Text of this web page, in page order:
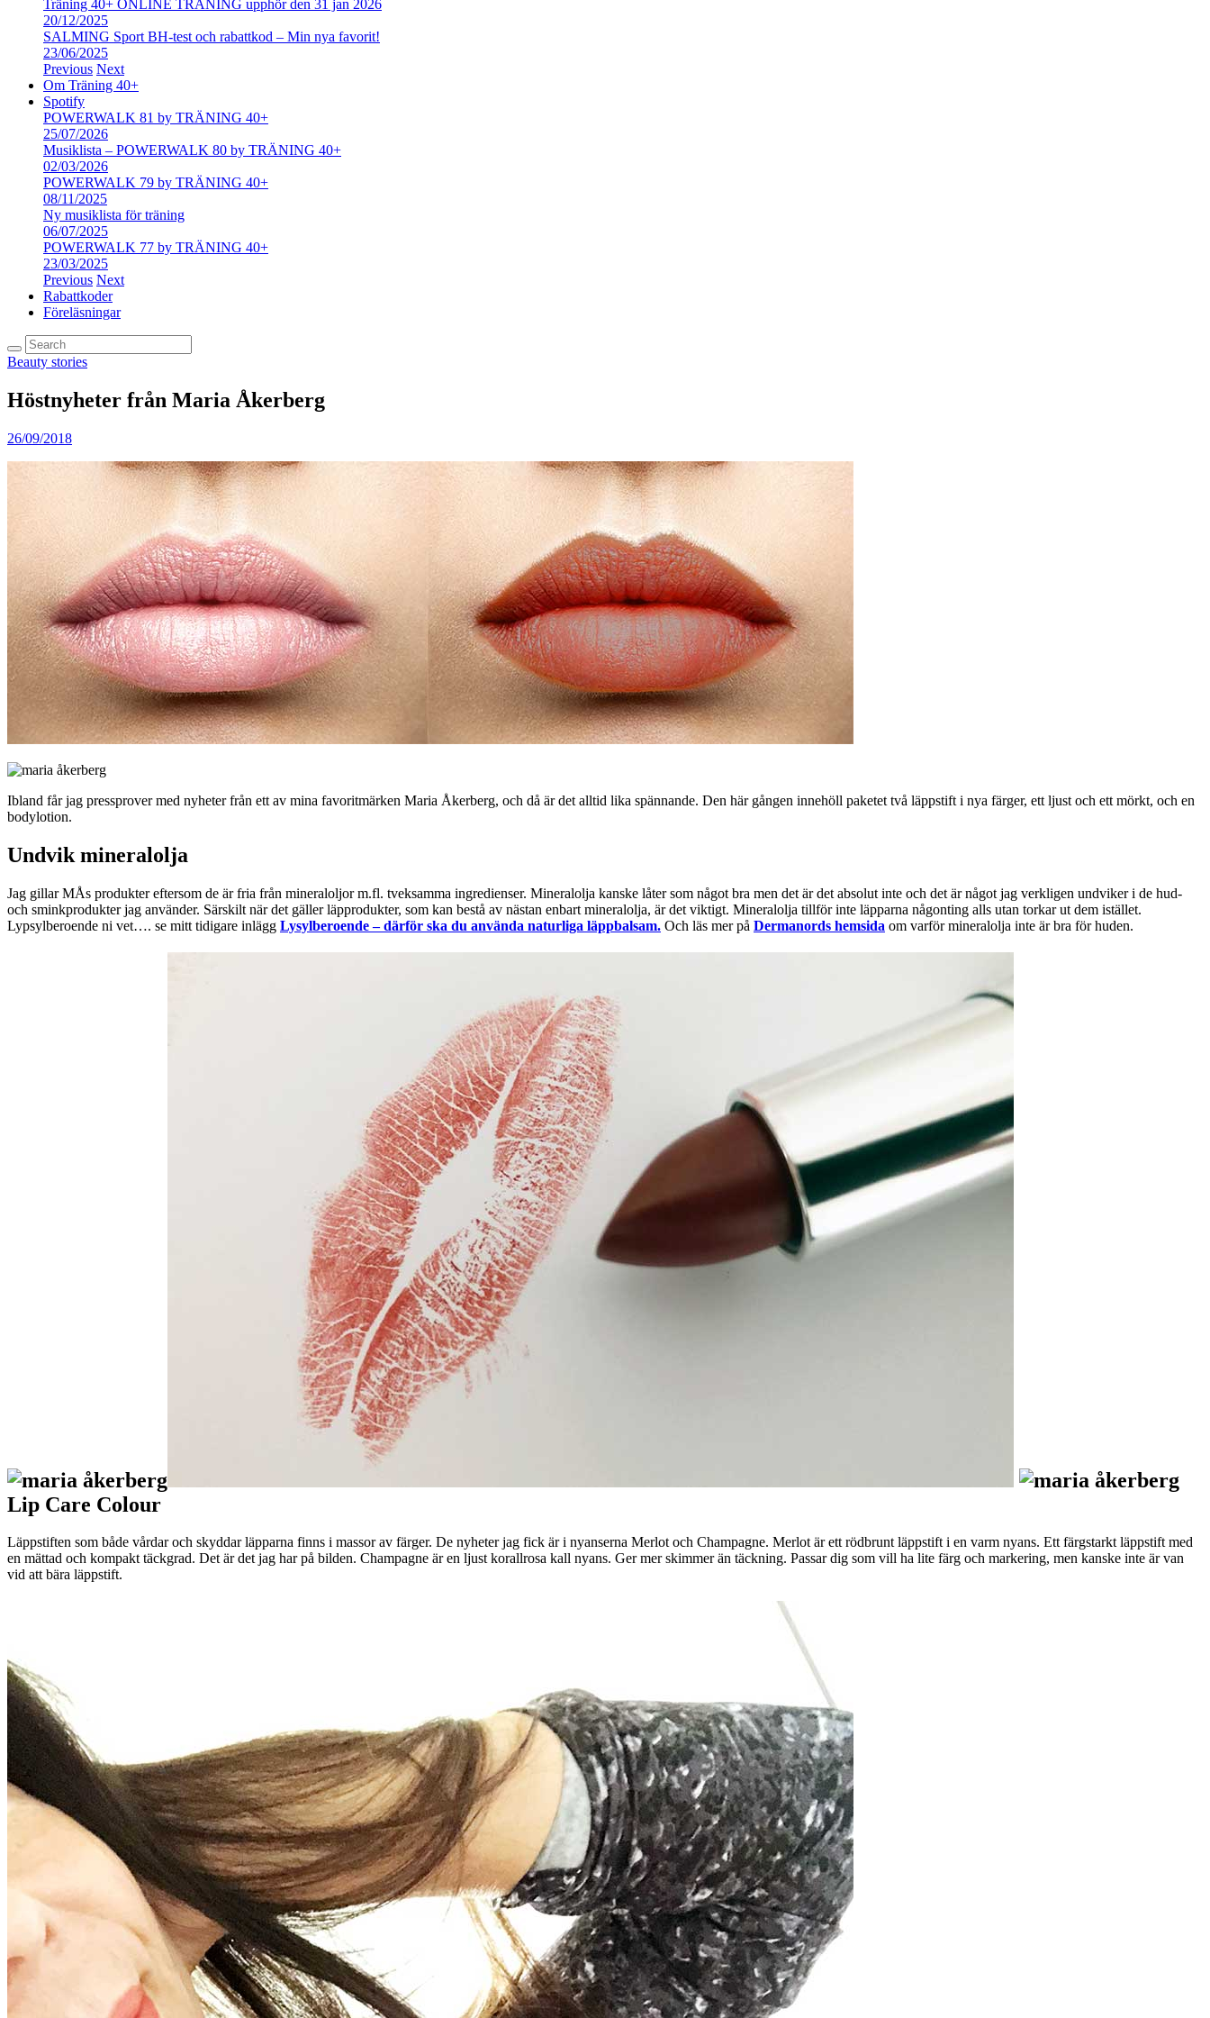
Träning 40+ ONLINE TRÄNING upphör den 31 jan 2026
20/12/2025
SALMING Sport BH-test och rabattkod – Min nya favorit!
23/06/2025
Previous Next
Om Träning 40+
Spotify
POWERWALK 81 by TRÄNING 40+
25/07/2026
Musiklista – POWERWALK 80 by TRÄNING 40+
02/03/2026
POWERWALK 79 by TRÄNING 40+
08/11/2025
Ny musiklista för träning
06/07/2025
POWERWALK 77 by TRÄNING 40+
23/03/2025
Previous Next
Rabattkoder
Föreläsningar
Beauty stories
Höstnyheter från Maria Åkerberg
26/09/2018
Ibland får jag pressprover med nyheter från ett av mina favoritmärken Maria Åkerberg, och då är det alltid lika spännande. Den här gången innehöll paketet två läppstift i nya färger, ett ljust och ett mörkt, och en
bodylotion.
Undvik mineralolja
Jag gillar MÅs produkter eftersom de är fria från mineraloljor m.fl. tveksamma ingredienser. Mineralolja kanske låter som något bra men det är det absolut inte och det är något jag verkligen undviker i de hud-
och sminkprodukter jag använder. Särskilt när det gäller läpprodukter, som kan bestå av nästan enbart mineralolja, är det viktigt. Mineralolja tillför inte läpparna någonting alls utan torkar ut dem istället.
Lypsylberoende ni vet…. se mitt tidigare inlägg Lysylberoende – därför ska du använda naturliga läppbalsam. Och läs mer på Dermanords hemsida om varför mineralolja inte är bra för huden.
Lip Care Colour
Läppstiften som både vårdar och skyddar läpparna finns i massor av färger. De nyheter jag fick är i nyanserna Merlot och Champagne. Merlot är ett rödbrunt läppstift i en varm nyans. Ett färgstarkt läppstift med
en mättad och kompakt täckgrad. Det är det jag har på bilden. Champagne är en ljust korallrosa kall nyans. Ger mer skimmer än täckning. Passar dig som vill ha lite färg och markering, men kanske inte är van
vid att bära läppstift.